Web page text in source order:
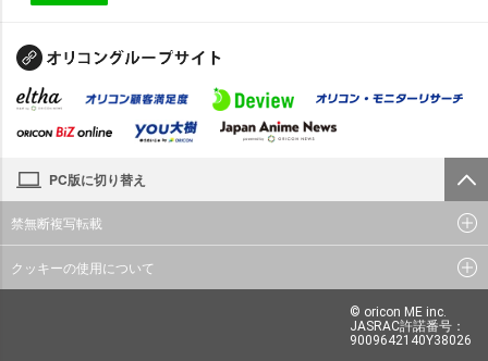
PC版に切り替え
禁無断複写転載
クッキーの使用について
© oricon ME inc.
JASRAC許諾番号：
9009642140Y38026